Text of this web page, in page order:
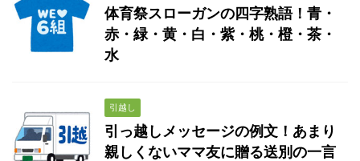
体育祭スローガンの四字熟語！青・
赤・緑・黄・白・紫・桃・橙・茶・
水
引越し
引っ越しメッセージの例文！あまり
親しくないママ友に贈る送別の一言